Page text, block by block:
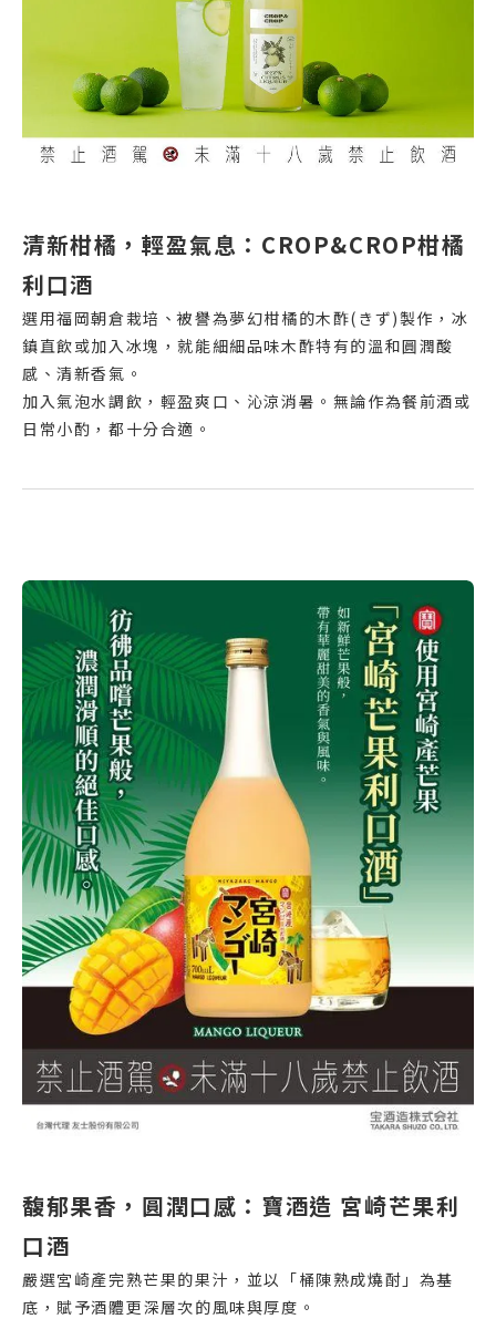
清新柑橘，輕盈氣息：CROP&CROP柑橘
利口酒
選用福岡朝倉栽培、被譽為夢幻柑橘的木酢(きず)製作，冰
鎮直飲或加入冰塊，就能細細品味木酢特有的溫和圓潤酸
感、清新香氣。
加入氣泡水調飲，輕盈爽口、沁涼消暑。無論作為餐前酒或
日常小酌，都十分合適。
馥郁果香，圓潤口感：寶酒造 宮崎芒果利
口酒
嚴選宮崎產完熟芒果的果汁，並以「桶陳熟成燒酎」為基
底，賦予酒體更深層次的風味與厚度。